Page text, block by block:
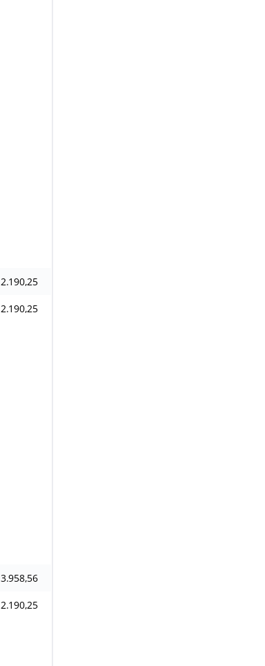
2.190,25
2.190,25
3.958,56
2.190,25